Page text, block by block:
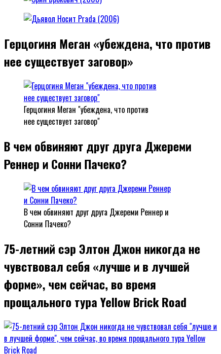
Герцогиня Меган «убеждена, что против
нее существует заговор»
Герцогиня Меган "убеждена, что против
нее существует заговор"
В чем обвиняют друг друга Джереми
Реннер и Сонни Пачеко?
В чем обвиняют друг друга Джереми Реннер и
Сонни Пачеко?
75-летний сэр Элтон Джон никогда не
чувствовал себя «лучше и в лучшей
форме», чем сейчас, во время
прощального тура Yellow Brick Road